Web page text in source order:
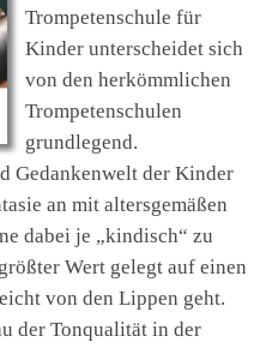
Trompetenschule für
Kinder unterscheidet sich
von den herkömmlichen
Trompetenschulen
grundlegend.
Gedankenwelt der Kinder
an mit altersgemäßen
dabei je „kindisch“ zu
Wert gelegt auf einen
von den Lippen geht.
der Tonqualität in der